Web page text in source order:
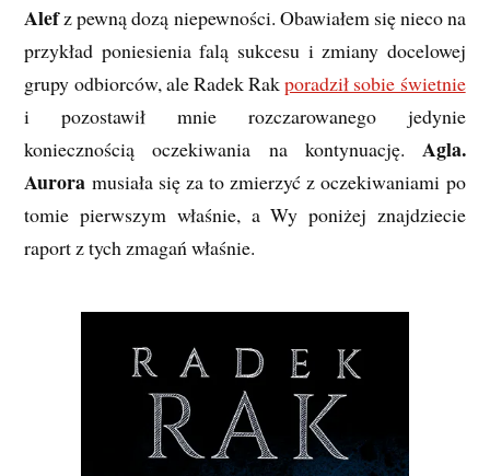
Alefz pewną dozą niepewności. Obawiałem się nieco na
przykład poniesienia falą sukcesu i zmiany docelowej
grupy odbiorców, ale Radek Rakporadził sobie świetnie
i pozostawił mnie rozczarowanego jedynie
koniecznością oczekiwania na kontynuację. Agla.
Aurora musiała się za to zmierzyć z oczekiwaniami po
tomie pierwszym właśnie, a Wy poniżej znajdziecie
raport z tych zmagań właśnie.